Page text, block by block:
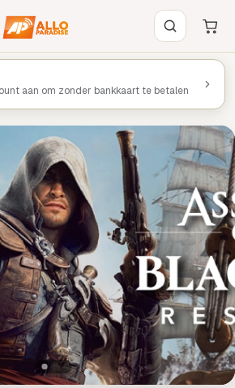
aan om zonder bankkaart te betalen